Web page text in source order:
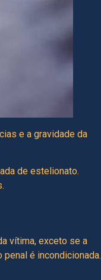
e a gravidade da
de estelionato.
vítima, exceto se a
é incondicionada.